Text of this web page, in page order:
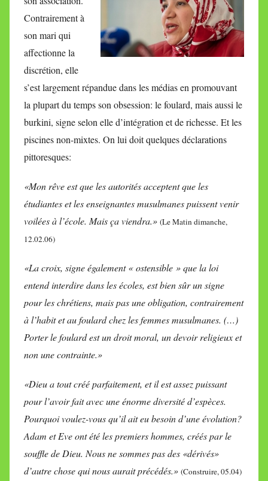
Contrairement à
son mari qui
affectionne la
discrétion, elle
s’est largement répandue dans les médias en promouvant
la plupart du temps son obsession: le foulard, mais aussi le
burkini, signe selon elle d’intégration et de richesse. Et les
piscines non-mixtes. On lui doit quelques déclarations
pittoresques:
«Mon rêve est que les autorités acceptent que les
étudiantes et les enseignantes musulmanes puissent venir
voilées à l’école. Mais ça viendra.» (Le Matin dimanche,
12.02.06)
«La croix, signe également « ostensible » que la loi
entend interdire dans les écoles, est bien sûr un signe
pour les chrétiens, mais pas une obligation, contrairement
à l’habit et au foulard chez les femmes musulmanes. (…)
Porter le foulard est un droit moral, un devoir religieux et
non une contrainte.»
«Dieu a tout créé parfaitement, et il est assez puissant
pour l’avoir fait avec une énorme diversité d’espèces.
Pourquoi voulez-vous qu’il ait eu besoin d’une évolution?
Adam et Eve ont été les premiers hommes, créés par le
souffle de Dieu. Nous ne sommes pas des «dérivés»
d’autre chose qui nous aurait précédés.» (Construire, 05.04)